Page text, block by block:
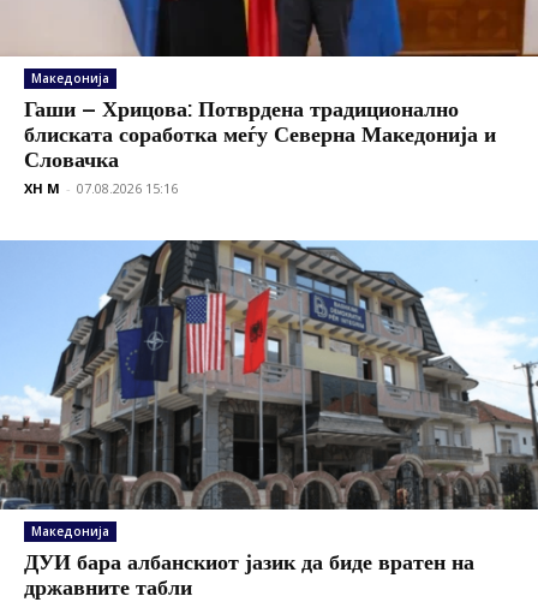
Македонија
Гаши – Хрицова: Потврдена традиционално
блиската соработка меѓу Северна Македонија и
Словачка
XH M - 07.08.2026 15:16
Македонија
ДУИ бара албанскиот јазик да биде вратен на
државните табли